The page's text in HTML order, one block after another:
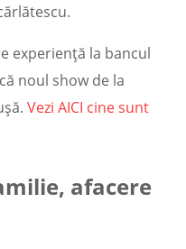
experiență la bancul
noul show de la
.Vezi AICI cine sunt
afacere